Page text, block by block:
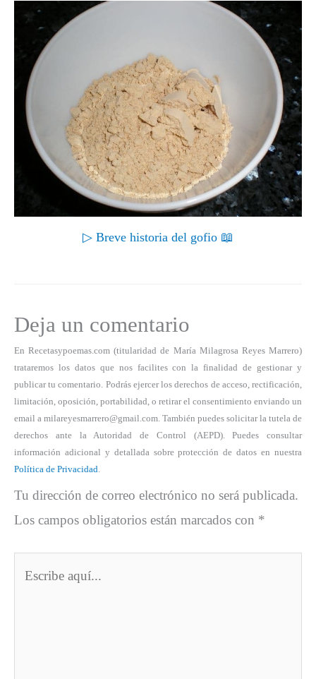
▷ Breve historia del gofio 📖
Deja un comentario
En Recetasypoemas.com (titularidad de María Milagrosa Reyes Marrero)
trataremos los datos que nos facilites con la finalidad de gestionar y
publicar tu comentario. Podrás ejercer los derechos de acceso, rectificación,
limitación, oposición, portabilidad, o retirar el consentimiento enviando un
email a milareyesmarrero@gmail.com. También puedes solicitar la tutela de
derechos ante la Autoridad de Control (AEPD). Puedes consultar
información adicional y detallada sobre protección de datos en nuestra
Política de Privacidad.
Tu dirección de correo electrónico no será publicada.
Los campos obligatorios están marcados con *